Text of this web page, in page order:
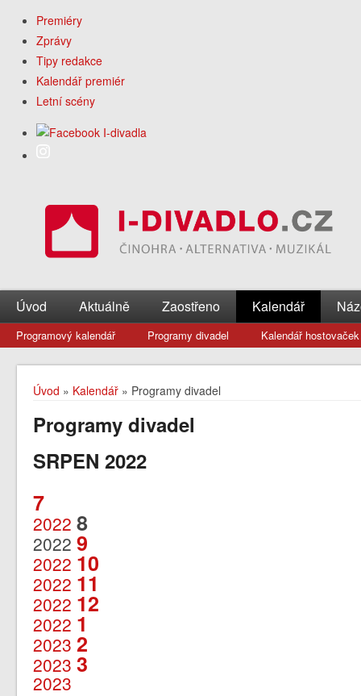
Premiéry
Zprávy
Tipy redakce
Kalendář premiér
Letní scény
Úvod Aktuálně Zaostřeno Kalendář
Programový kalendář Programy divadel Kalendář hostovaček
Úvod » Kalendář » Programy divadel
Programy divadel
SRPEN 2022
7
2022 8
2022 9
2022 10
2022 11
2022 12
2022 1
2023 2
2023 3
2023